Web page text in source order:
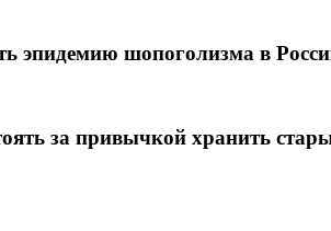
эпидемию шопоголизма в
за привычкой хранить